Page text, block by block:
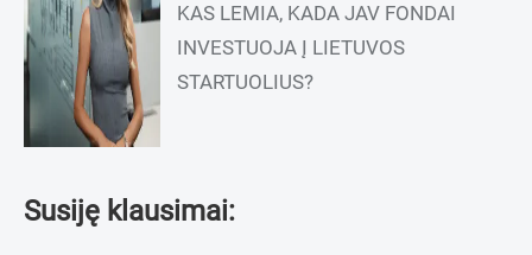
KAS LEMIA, KADA JAV FONDAI
INVESTUOJA Į LIETUVOS
STARTUOLIUS?
Susiję klausimai: